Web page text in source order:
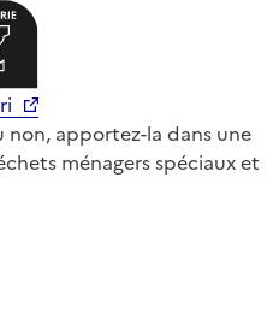
apportez-la dans une
ménagers spéciaux et